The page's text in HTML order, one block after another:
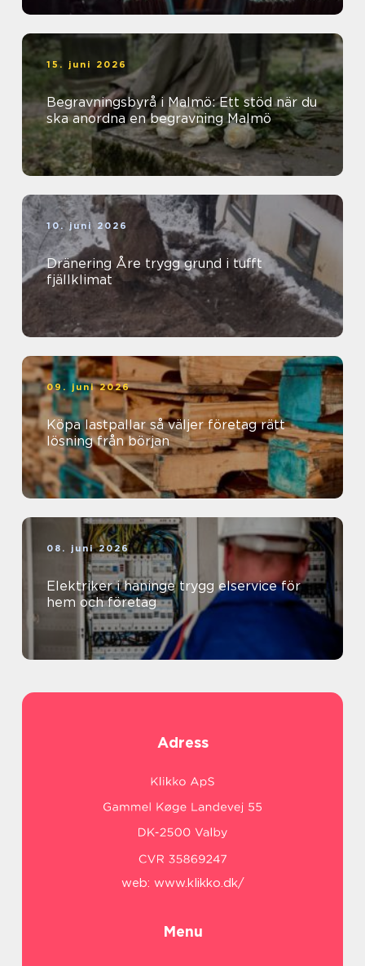
15. juni 2026
Begravningsbyrå i Malmö: Ett stöd när du
ska anordna en begravning Malmö
10. juni 2026
Dränering Åre trygg grund i tufft
fjällklimat
09. juni 2026
Köpa lastpallar så väljer företag rätt
lösning från början
08. juni 2026
Elektriker i haninge trygg elservice för
hem och företag
Adress
web: www.klikko.dk/
Menu